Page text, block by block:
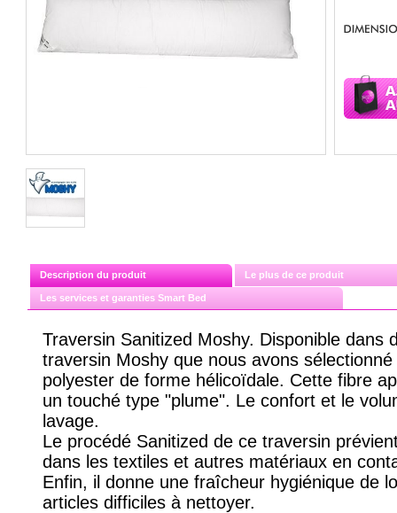
Description du produit Le plus de ce produit
Les services et garanties Smart Bed
Traversin Sanitized Moshy. Disponible dans
traversin Moshy que nous avons
polyester de forme hélicoïdale. Cette fibre
un touché type "plume". Le confort et le
lavage.
Le procédé Sanitized de ce traversin
dans les textiles et autres matériaux en
Enfin, il donne une fraîcheur hygiénique de
articles difficiles à nettoyer.